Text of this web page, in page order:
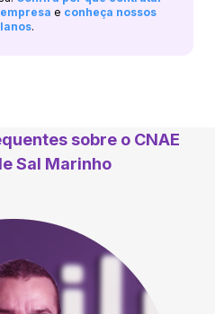
e conheça nossos
.
sobre o CNAE
Sal Marinho